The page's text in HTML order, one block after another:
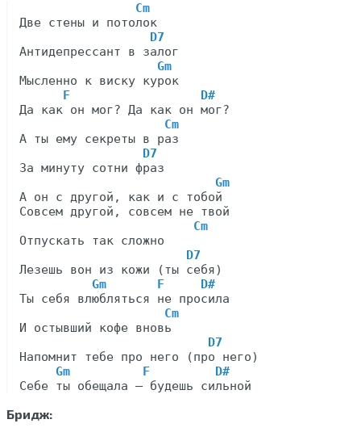
Cm
Две стены и потолок
D7
Антидепрессант в залог
Gm
Мысленно к виску курок
F                  D#
Да как он мог? Да как он мог?
Cm
А ты ему секреты в раз
D7
За минуту сотни фраз
Gm
А он с другой, как и с тобой
Совсем другой, совсем не твой
Cm
Отпускать так сложно
D7
Лезешь вон из кожи (ты себя)
Gm       F     D#
Ты себя влюбляться не просила
Cm
И остывший кофе вновь
D7
Напомнит тебе про него (про него)
Gm          F         D#
Бридж: